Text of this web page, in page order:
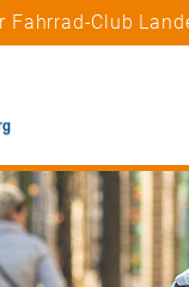
Fahrrad-Club